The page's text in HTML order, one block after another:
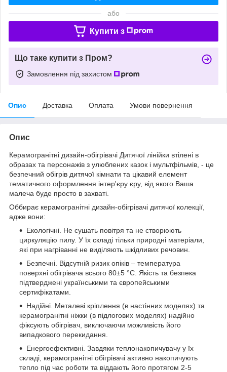
або
Купити з
Що таке купити з Пром?
Замовлення під захистом
Опис Доставка Оплата Умови повернення
Опис
Керамогранітні дизайн-обігрівачі Дитячої лінійки втілені в
образах та персонажів з улюблених казок і мультфільмів, - це
безпечний обігрів дитячої кімнати та цікавий елемент
тематичного оформлення інтер'єру єру, від якого Ваша
малеча буде просто в захваті.
Оббирає керамогранітні дизайн-обігрівачі дитячої колекції,
адже вони:
Екологічні. Не сушать повітря та не створюють
циркуляцію пилу. У їх складі тільки природні матеріали,
які при нагріванні не виділяють шкідливих речовин.
Безпечні. Відсутній ризик опіків – температура
поверхні обігрівача всього 80±5 °С. Якість та безпека
підтверджені українськими та європейськими
сертифікатами.
Надійні. Металеві кріплення (в настінних моделях) та
керамогранітні ніжки (в підлогових моделях) надійно
фіксують обігрівач, виключаючи можливість його
випадкового перекидання.
Енергоефективні. Завдяки теплонакопичувачу у їх
складі, керамогранітні обігрівачі активно накопичують
тепло під час роботи та віддають його протягом 2-5